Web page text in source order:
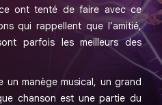
ont tenté de faire avec ce
qui rappellent que l’amitié,
parfois les meilleurs des
un manège musical, un grand
chanson est une partie du